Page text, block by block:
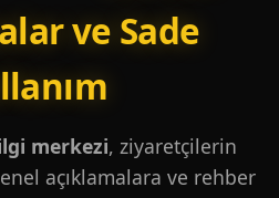
ve Sade
merkezi, ziyaretçilerin
açıklamalara ve rehber